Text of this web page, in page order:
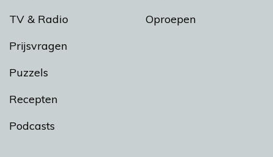
TV & Radio
Prijsvragen
Puzzels
Recepten
Podcasts
Oproepen